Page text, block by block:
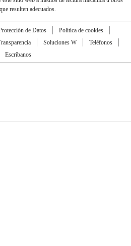
resulten adecuados.
de Datos
Política de cookies
Soluciones W
Teléfonos
Escríbanos